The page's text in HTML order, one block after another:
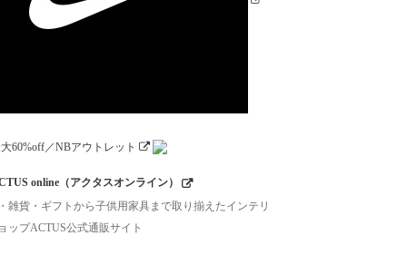
online（アクタスオンライン）
雑貨・ギフトから子供用家具まで取り揃えたインテリ
ップACTUS公式通販サイト